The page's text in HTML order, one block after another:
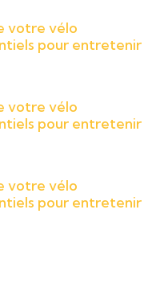
votre vélo
pour entretenir
votre vélo
pour entretenir
votre vélo
pour entretenir